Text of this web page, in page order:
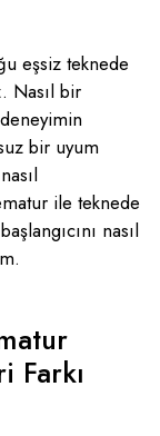
eşsiz teknede
Nasıl bir
bir uyum
ile teknede
nasıl
Farkı